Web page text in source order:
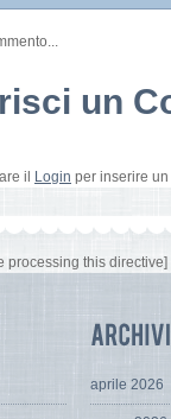
un
il Login per inserire
processing this directive]
aprile 2026